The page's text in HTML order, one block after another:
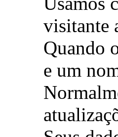
visitante
Quando
e um